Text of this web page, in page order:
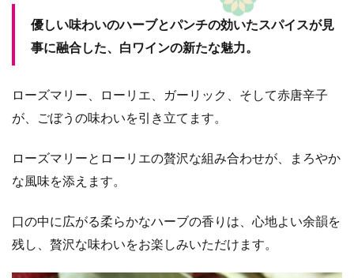
優しい味わいのハーブとパンチの効いたスパイスが見
事に融合した、白ワインの新たな魅力。
ローズマリー、ローリエ、ガーリック、そして赤唐辛子
が、ごぼうの味わいを引き立てます。
ローズマリーとローリエの贅沢な組み合わせが、まろやか
な風味を添えます。
口の中に広がる柔らかなハーブの香りは、心地よい余韻を
残し、贅沢な味わいをお楽しみいただけます。